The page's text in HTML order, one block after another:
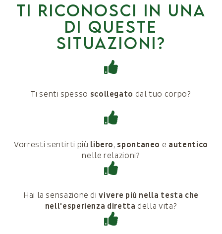
Ti riconosci in una
di queste
situazioni?
Ti senti spesso scollegato dal tuo corpo?
Vorresti sentirti più libero, spontaneo e autentico
nelle relazioni?
Hai la sensazione divivere più nella testa che
nell'esperienza diretta della vita?